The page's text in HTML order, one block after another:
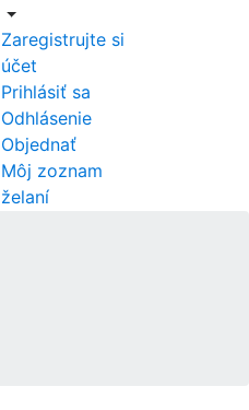
Zaregistrujte si
účet
Prihlásiť sa
Odhlásenie
Objednať
Môj zoznam
želaní